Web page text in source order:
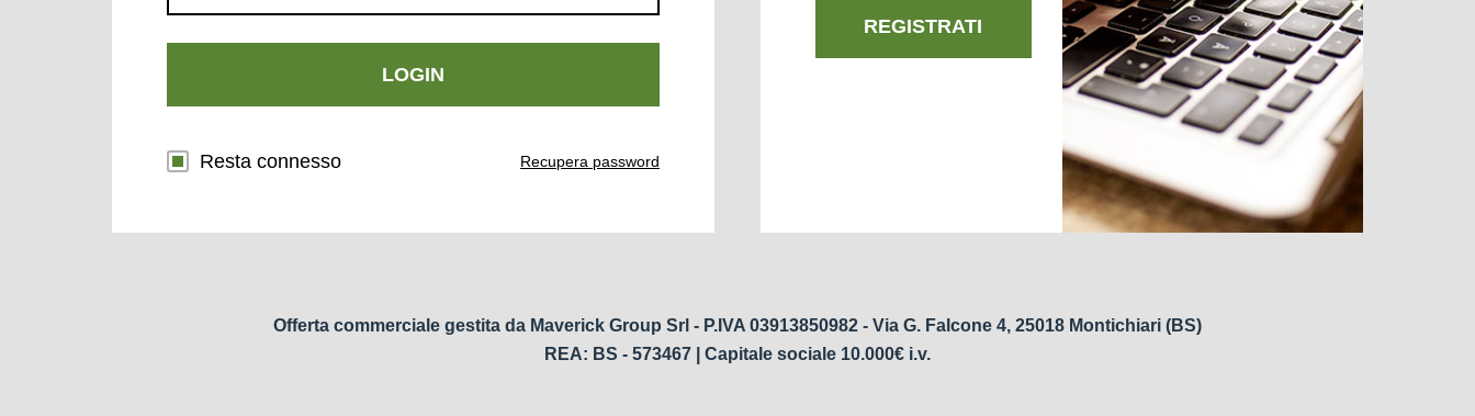
LOGIN
Resta connesso Recupera password
REGISTRATI
Offerta commerciale gestita da Maverick Group Srl - P.IVA 03913850982 - Via G. Falcone 4, 25018 Montichiari (BS)
REA: BS - 573467 | Capitale sociale 10.000€ i.v.